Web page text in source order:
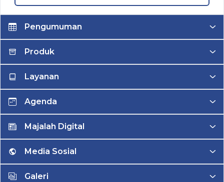
Pengumuman
Produk
Layanan
Agenda
Majalah Digital
Media Sosial
Galeri